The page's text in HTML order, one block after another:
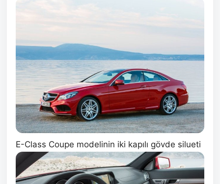
E-Class Coupe modelinin iki kapılı gövde silueti